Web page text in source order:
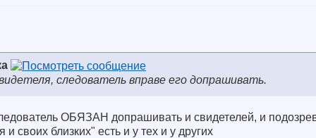
следователь вправе его допрашивать.
ОБЯЗАН допрашивать и свидетелей, и
и своих близких" есть и у тех и у других